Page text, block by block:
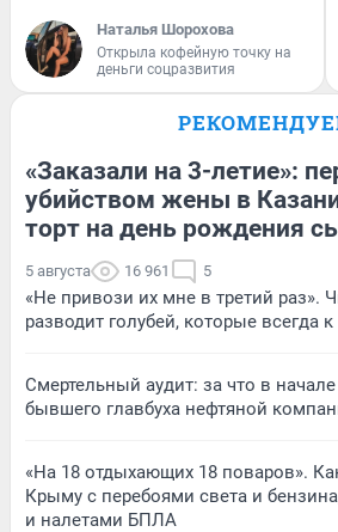
Наталья Шорохова
Открыла кофейную точку на
деньги соцразвития
«Заказали на 3-летие»:
убийством жены в
торт на день рождения
5 августа 16 961 5
«Не привози их мне в третий раз».
разводит голубей, которые всегда
Смертельный аудит: за что в начале
бывшего главбуха нефтяной
«На 18 отдыхающих 18 поваров».
Крыму с перебоями света и
и налетами БПЛА